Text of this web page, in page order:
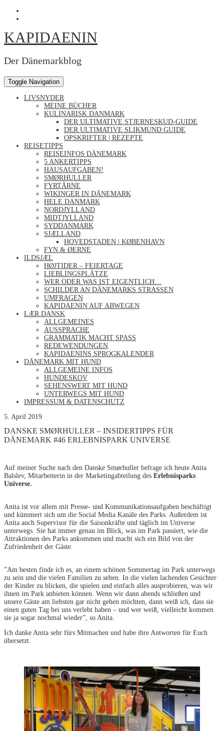
auf
Facebook
kapidaenin
auf
anzeigen
KAPIDAENIN
Der Dänemarkblog
Toggle Navigation
LIVSNYDER
MEINE BÜCHER
KULINARISK DANMARK
DER ULTIMATIVE STJERNESKUD-GUIDE
DER ULTIMATIVE SLIKMUND GUIDE
OPSKRIFTER | REZEPTE
REISETIPPS
REISEINFOS DÄNEMARK
5 ANKERTIPPS
HAUSAUFGABEN!
SMØRHULLER
FYRTÅRNE
WIKINGER IN DÄNEMARK
HELE DANMARK
NORDJYLLAND
MIDTJYLLAND
SYDDANMARK
SJÆLLAND
HOVEDSTADEN | KØBENHAVN
FYN & ØERNE
ILDSJÆL
HØJTIDER – FEIERTAGE
LIEBLINGSPLÄTZE
WER ODER WAS IST EIGENTLICH…
SCHILDER AN DÄNEMARKS STRASSEN
UMFRAGEN
KAPIDAENIN AUF ABWEGEN
LÆR DANSK
ALLGEMEINES
AUSSPRACHE
GRAMMATIK MACHT SPASS
REDEWENDUNGEN
KAPIDAENINS SPROGKALENDER
DÄNEMARK MIT HUND
ALLGEMEINE INFOS
HUNDESKOV
SEHENSWERT MIT HUND
UNTERWEGS MIT HUND
IMPRESSUM & DATENSCHUTZ
5. April 2019
DANSKE SMØRHULLER – INSIDERTIPPS FÜR
DÄNEMARK #46 ERLEBNISPARK UNIVERSE
Auf meiner Suche nach den Danske Smørhuller befrage ich heute Anita
Balslev, Mitarbeiterin in der Marketingabteilung des Erlebnisparks
Universe.
Anita ist vor allem mit Presse- und Kommunikationsaufgaben beschäftigt
und kümmert sich um die Social Media Kanäle des Parks. Außerdem ist
Anita auch Supervisor für die Saisonkräfte und täglich im Universe
unterwegs. Sie hat immer genau im Blick, was im Park passiert, wie die
Attraktionen des Parks ankommen und macht sich ein Bild von der
Zufriedenheit der Gäste.
”Am besten finde ich es, an einem schönen Sommertag im Park unterwegs
zu sein und die vielen Familien zu sehen. In die vielen lachenden Gesichter
der Kinder zu blicken, die spielen und einfach alles ausprobieren, was wir
ihnen im Park anbieten können. Wenn wir dann abends schließen und
unsere Gäste am liebsten gar nicht gehen möchten, dann weiß ich, dass sie
einen guten Tag bei uns verlebt haben – und wer weiß, vielleicht kommen
sie ja sogar nochmal wieder”, so Anita.
Ich danke Anita sehr fürs Mitmachen und habe ihre Antworten für Euch
übersetzt.